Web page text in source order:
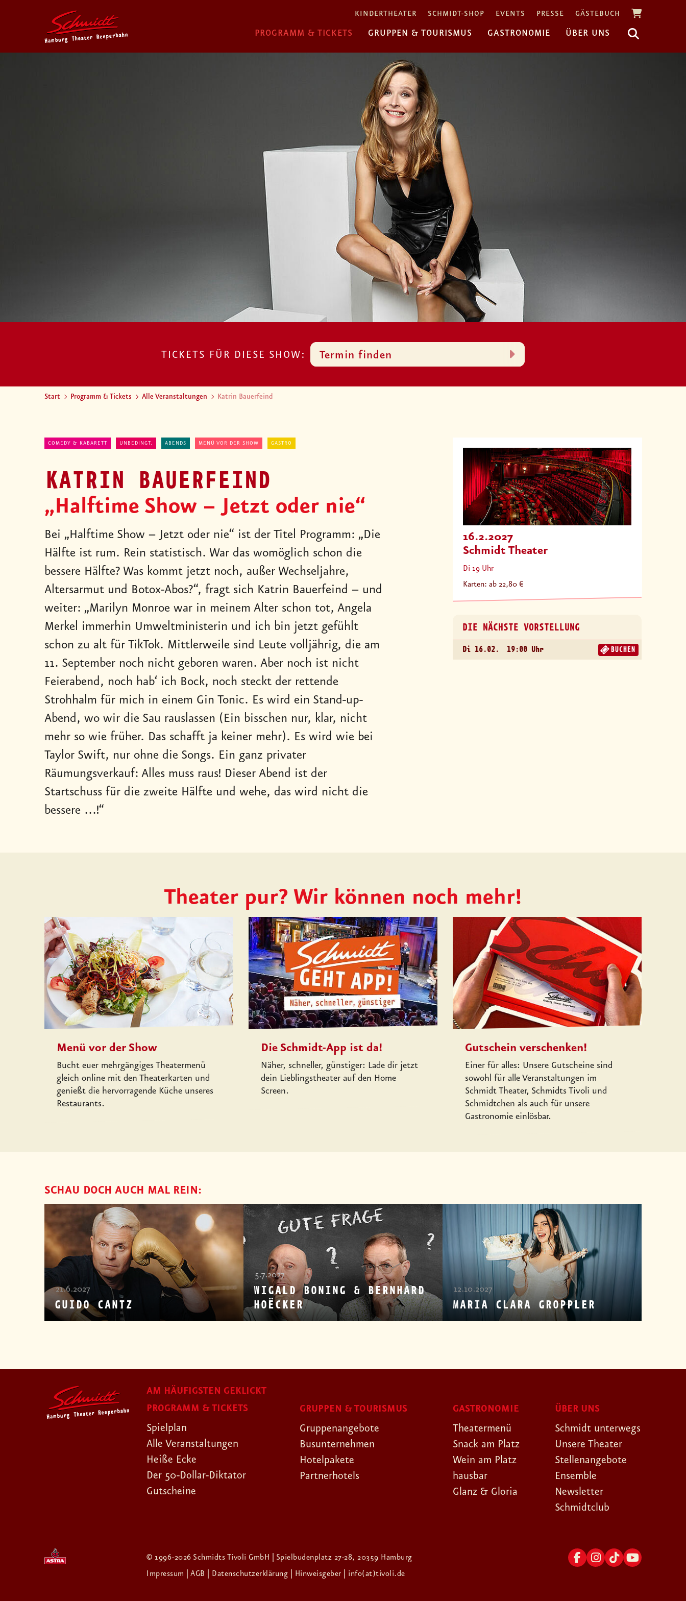
KINDERTHEATER SCHMIDT-SHOP EVENTS PRESSE GÄSTEBUCH
PROGRAMM & TICKETS GRUPPEN & TOURISMUS GASTRONOMIE ÜBER UNS
TICKETS FÜR DIESE SHOW: Termin finden
Start Programm & Tickets Alle Veranstaltungen Katrin Bauerfeind
COMEDY & KABARETT UNBEDINGT. ABENDS MENÜ VOR DER SHOW GASTRO
KATRIN BAUERFEIND
„Halftime Show – Jetzt oder nie“
Bei „Halftime Show – Jetzt oder nie“ ist der Titel Programm: „Die
Hälfte ist rum. Rein statistisch. War das womöglich schon die
bessere Hälfte? Was kommt jetzt noch, außer Wechseljahre,
Altersarmut und Botox-Abos?“, fragt sich Katrin Bauerfeind – und
weiter: „Marilyn Monroe war in meinem Alter schon tot, Angela
Merkel immerhin Umweltministerin und ich bin jetzt gefühlt
schon zu alt für TikTok. Mittlerweile sind Leute volljährig, die am
11. September noch nicht geboren waren. Aber noch ist nicht
Feierabend, noch hab‘ ich Bock, noch steckt der rettende
Strohhalm für mich in einem Gin Tonic. Es wird ein Stand-up-
Abend, wo wir die Sau rauslassen (Ein bisschen nur, klar, nicht
mehr so wie früher. Das schafft ja keiner mehr). Es wird wie bei
Taylor Swift, nur ohne die Songs. Ein ganz privater
Räumungsverkauf: Alles muss raus! Dieser Abend ist der
Startschuss für die zweite Hälfte und wehe, das wird nicht die
bessere ...!“
16.2.2027
Schmidt Theater
Di 19 Uhr
Karten: ab 22,80 €
DIE NÄCHSTE VORSTELLUNG
Di 16.02. 19:00 Uhr BUCHEN
Theater pur? Wir können noch mehr!
Menü vor der Show
Bucht euer mehrgängiges Theatermenü
gleich online mit den Theaterkarten und
genießt die hervorragende Küche unseres
Restaurants.
Die Schmidt-App ist da!
Näher, schneller, günstiger: Lade dir jetzt
dein Lieblingstheater auf den Home
Screen.
Gutschein verschenken!
Einer für alles: Unsere Gutscheine sind
sowohl für alle Veranstaltungen im
Schmidt Theater, Schmidts Tivoli und
Schmidtchen als auch für unsere
Gastronomie einlösbar.
SCHAU DOCH AUCH MAL REIN:
21.6.2027
GUIDO CANTZ
5.7.2027
WIGALD BONING & BERNHARD
HOËCKER
12.10.2027
MARIA CLARA GROPPLER
AM HÄUFIGSTEN GEKLICKT
PROGRAMM & TICKETS
Spielplan
Alle Veranstaltungen
Heiße Ecke
Der 50-Dollar-Diktator
Gutscheine
GRUPPEN & TOURISMUS
Gruppenangebote
Busunternehmen
Hotelpakete
Partnerhotels
GASTRONOMIE
Theatermenü
Snack am Platz
Wein am Platz
hausbar
Glanz & Gloria
ÜBER UNS
Schmidt unterwegs
Unsere Theater
Stellenangebote
Ensemble
Newsletter
Schmidtclub
© 1996-2026 Schmidts Tivoli GmbH | Spielbudenplatz 27-28, 20359 Hamburg
Impressum
| AGB | Datenschutzerklärung | Hinweisgeber | info(at)tivoli.de